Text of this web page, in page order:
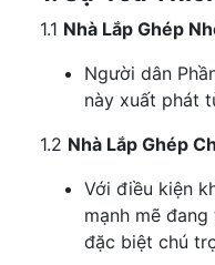
1.1 Nhà Lắp Ghép
Người dân
này xuất phát
1.2 Nhà Lắp Ghép
Với điều kiện
mạnh mẽ
đặc biệt chú